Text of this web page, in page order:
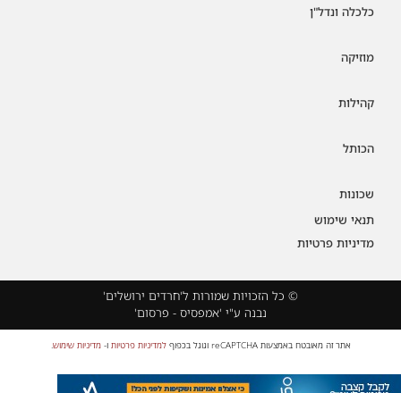
כלכלה ונדל"ן
מוזיקה
קהילות
הכותל
שכונות
תנאי שימוש
מדיניות פרטיות
© כל הזכויות שמורות ל'חרדים ירושלים'
נבנה ע"י 'אמפסיס - פרסום'
אתר זה מאובטח באמצעות reCAPTCHA וגוגל בכפוף למדיניות פרטיות ו-מדיניות שימוש.